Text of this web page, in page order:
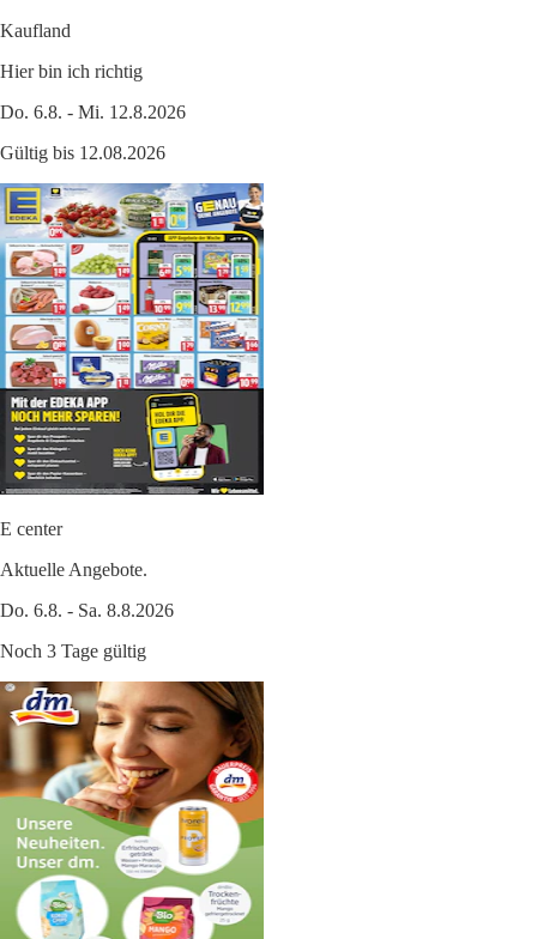
Kaufland
Hier bin ich richtig
Do. 6.8. - Mi. 12.8.2026
Gültig bis 12.08.2026
E center
Aktuelle Angebote.
Do. 6.8. - Sa. 8.8.2026
Noch 3 Tage gültig